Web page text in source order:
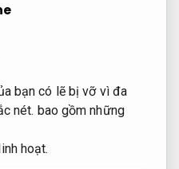
bạn có lẽ bị vỡ vì đa
nét. bao gồm những
hoạt.